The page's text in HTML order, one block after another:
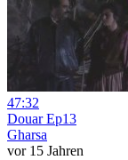
47:32
Douar Ep13
Gharsa
vor 15 Jahren